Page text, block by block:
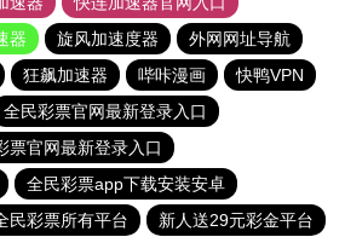
器 旋风加速度器
外网网址导航
狂飙加速器 哔咔漫画
快鸭VPN
全民彩票官网最新登录入口
票官网最新登录入口
全民彩票app下载安装安卓
民彩票所有平台
新人送29元彩金平台